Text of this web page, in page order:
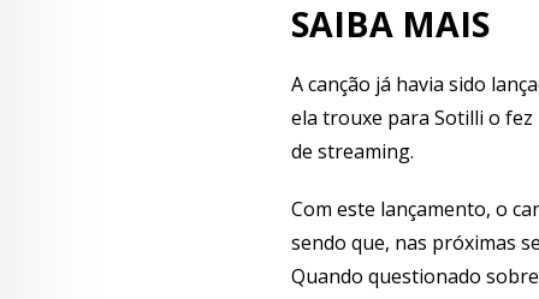
SAIBA MAIS
A canção já havia sido
ela trouxe para Sotilli o fez
de streaming.
Com este lançamento, o
sendo que, nas próximas
Quando questionado